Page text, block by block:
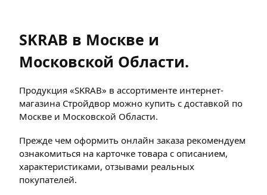
SKRAB в Москве и
Московской Области.
Продукция «SKRAB» в ассортименте интернет-
магазина Стройдвор можно купить с доставкой по
Москве и Московской Области.
Прежде чем оформить онлайн заказа рекомендуем
ознакомиться на карточке товара с описанием,
характеристиками, отзывами реальных
покупателей.